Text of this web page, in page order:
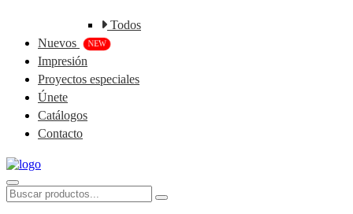
Todos
Nuevos
NEW
Impresión
Proyectos especiales
Únete
Catálogos
Contacto